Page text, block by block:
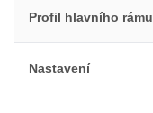
Profil hlavního rámu
Nastavení